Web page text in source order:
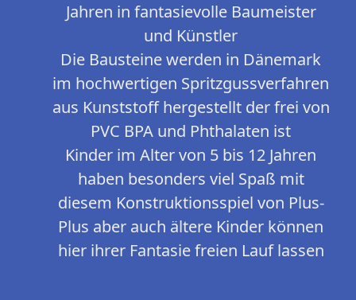
Jahren in fantasievolle Baumeister
und Künstler
Die Bausteine werden in Dänemark
im hochwertigen Spritzgussverfahren
aus Kunststoff hergestellt der frei von
PVC BPA und Phthalaten ist
Kinder im Alter von 5 bis 12 Jahren
haben besonders viel Spaß mit
diesem Konstruktionsspiel von Plus-
Plus aber auch ältere Kinder können
hier ihrer Fantasie freien Lauf lassen